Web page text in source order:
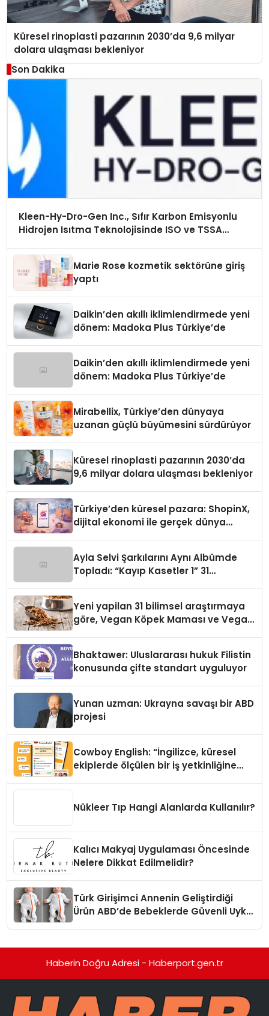
Küresel rinoplasti pazarının 2030’da 9,6 milyar
dolara ulaşması bekleniyor
Son Dakika
Kleen-Hy-Dro-Gen Inc., Sıfır Karbon Emisyonlu
Hidrojen Isıtma Teknolojisinde ISO ve TSSA
Marie Rose kozmetik sektörüne giriş
yaptı
Daikin’den akıllı iklimlendirmede yeni
dönem: Madoka Plus Türkiye’de
Daikin’den akıllı iklimlendirmede yeni
dönem: Madoka Plus Türkiye’de
Mirabellix, Türkiye’den dünyaya
uzanan güçlü büyümesini sürdürüyor
Küresel rinoplasti pazarının 2030’da
9,6 milyar dolara ulaşması bekleniyor
Türkiye’den küresel pazara: ShopinX,
dijital ekonomi ile gerçek dünya
Ayla Selvi Şarkılarını Aynı Albümde
Topladı: “Kayıp Kasetler 1” 31
Yeni yapilan 31 bilimsel araştırmaya
göre, Vegan Köpek Maması ve Vegan
Bhaktawer: Uluslararası hukuk Filistin
konusunda çifte standart uyguluyor
Yunan uzman: Ukrayna savaşı bir ABD
projesi
Cowboy English: “İngilizce, küresel
ekiplerde ölçülen bir iş yetkinliğine
Nükleer Tıp Hangi Alanlarda Kullanılır?
Kalıcı Makyaj Uygulaması Öncesinde
Nelere Dikkat Edilmelidir?
Türk Girişimci Annenin Geliştirdiği
Ürün ABD’de Bebeklerde Güvenli Uyku
Haberin Doğru Adresi - Haberport.gen.tr